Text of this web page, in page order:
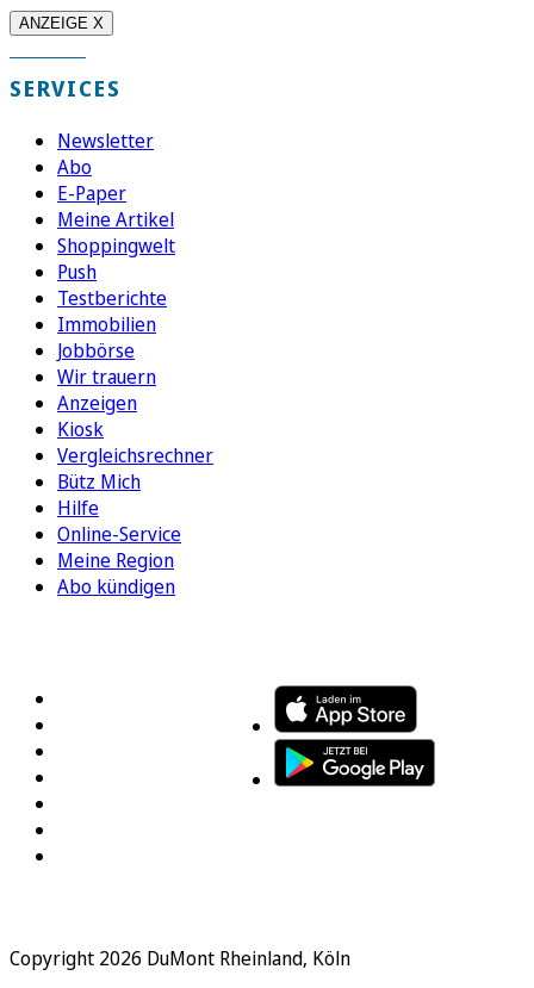
ANZEIGE X
SERVICES
Newsletter
Abo
E-Paper
Meine Artikel
Shoppingwelt
Push
Testberichte
Immobilien
Jobbörse
Wir trauern
Anzeigen
Kiosk
Vergleichsrechner
Bütz Mich
Hilfe
Online-Service
Meine Region
Abo kündigen
Copyright 2026 DuMont Rheinland, Köln